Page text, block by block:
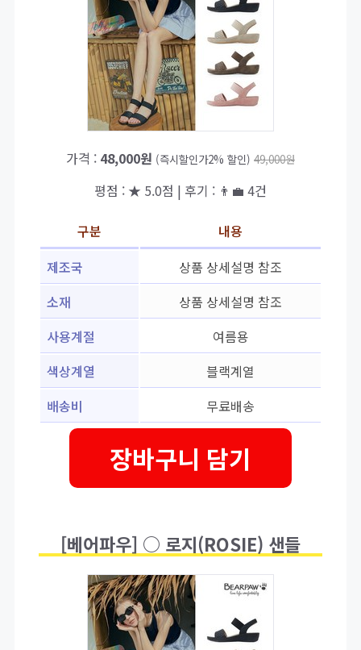
가격 : 48,000원 (즉시할인가2% 할인) 49,000원
평점 : ★ 5.0점 | 후기 : 👨‍💼 4건
구분
내용
제조국
상품 상세설명 참조
소재
상품 상세설명 참조
사용계절
여름용
색상계열
블랙계열
배송비
무료배송
장바구니 담기
[베어파우] ○ 로지(ROSIE) 샌들